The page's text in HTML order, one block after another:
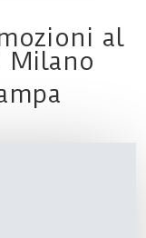
al
Milano